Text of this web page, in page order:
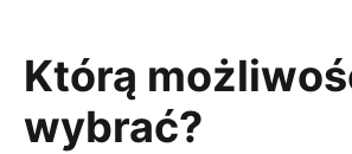
Którą
wybrać?